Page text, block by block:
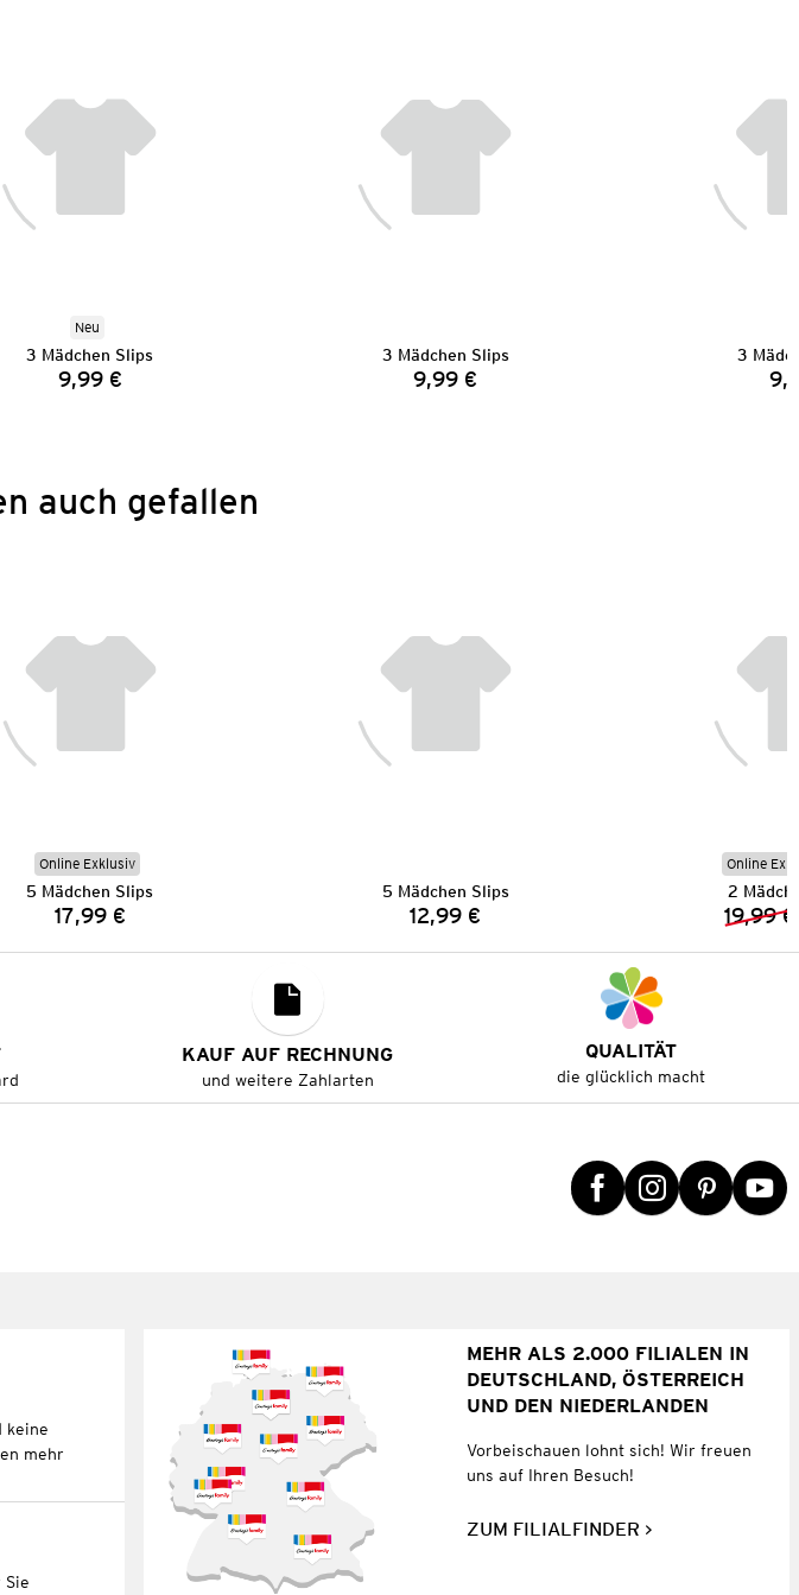
Neu
3 Mädchen Slips
Preis:
9,99 €
3 Mädchen Slips
Preis:
9,99 €
3
auch gefallen
Online Exklusiv
5 Mädchen Slips
Preis:
17,99 €
5 Mädchen Slips
Preis:
12,99 €
Online
2
19,99 €
KAUF AUF RECHNUNG
und weitere Zahlarten
QUALITÄT
die glücklich macht
keine
mehr
Sie
MEHR ALS 2.000 FILIALEN IN
DEUTSCHLAND, ÖSTERREICH
UND DEN NIEDERLANDEN
Vorbeischauen lohnt sich! Wir freuen
uns auf Ihren Besuch!
ZUM FILIALFINDER